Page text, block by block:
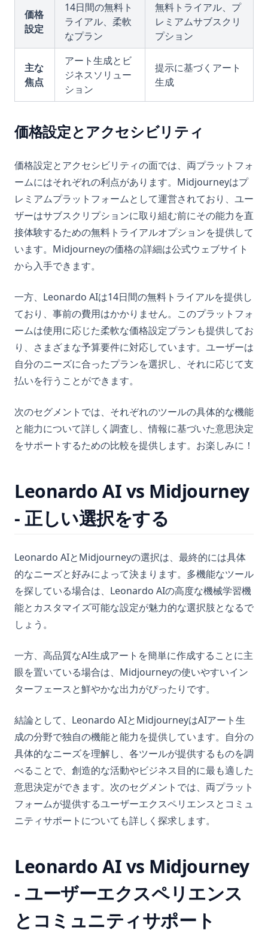
価格
設定
14日間の無料ト
ライアル、柔軟
なプラン
無料トライアル、プ
レミアムサブスクリ
プション
主な
焦点
アート生成とビ
ジネスソリュー
ション
提示に基づくアート
生成
価格設定とアクセシビリティ
価格設定とアクセシビリティの面では、両プラットフォ
ームにはそれぞれの利点があります。Midjourneyはプ
レミアムプラットフォームとして運営されており、ユー
ザーはサブスクリプションに取り組む前にその能力を直
接体験するための無料トライアルオプションを提供して
います。Midjourneyの価格の詳細は公式ウェブサイト
から入手できます。
一方、Leonardo AIは14日間の無料トライアルを提供し
ており、事前の費用はかかりません。このプラットフォ
ームは使用に応じた柔軟な価格設定プランも提供してお
り、さまざまな予算要件に対応しています。ユーザーは
自分のニーズに合ったプランを選択し、それに応じて支
払いを行うことができます。
次のセグメントでは、それぞれのツールの具体的な機能
と能力について詳しく調査し、情報に基づいた意思決定
をサポートするための比較を提供します。お楽しみに！
Leonardo AI vs Midjourney
- 正しい選択をする
Leonardo AIとMidjourneyの選択は、最終的には具体
的なニーズと好みによって決まります。多機能なツール
を探している場合は、Leonardo AIの高度な機械学習機
能とカスタマイズ可能な設定が魅力的な選択肢となるで
しょう。
一方、高品質なAI生成アートを簡単に作成することに主
眼を置いている場合は、Midjourneyの使いやすいイン
ターフェースと鮮やかな出力がぴったりです。
結論として、Leonardo AIとMidjourneyはAIアート生
成の分野で独自の機能と能力を提供しています。自分の
具体的なニーズを理解し、各ツールが提供するものを調
べることで、創造的な活動やビジネス目的に最も適した
意思決定ができます。次のセグメントでは、両プラット
フォームが提供するユーザーエクスペリエンスとコミュ
ニティサポートについても詳しく探求します。
Leonardo AI vs Midjourney
- ユーザーエクスペリエンス
とコミュニティサポート